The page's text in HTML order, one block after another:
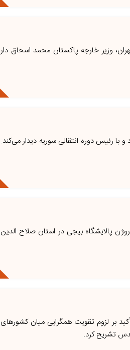
وزیر خارجه پاکستان محمد اسحاق دار
رئیس دوره انتقالی سوریه دیدار می‌کند.
پالایشگاه بیجی در استان صلاح الدین
بر لزوم تقویت همگرایی میان کشورهای
تشریح کرد.